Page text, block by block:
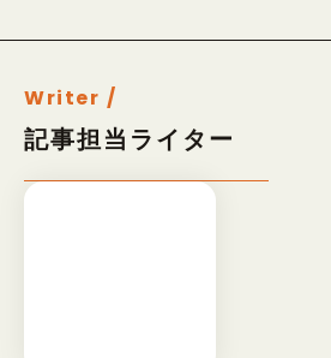
Writer /
記事担当ライター